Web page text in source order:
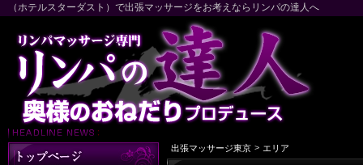
（ホテルスターダスト）で出張マッサージをお考えならリンパの達人へ
出張マッサージ東京 > エリア